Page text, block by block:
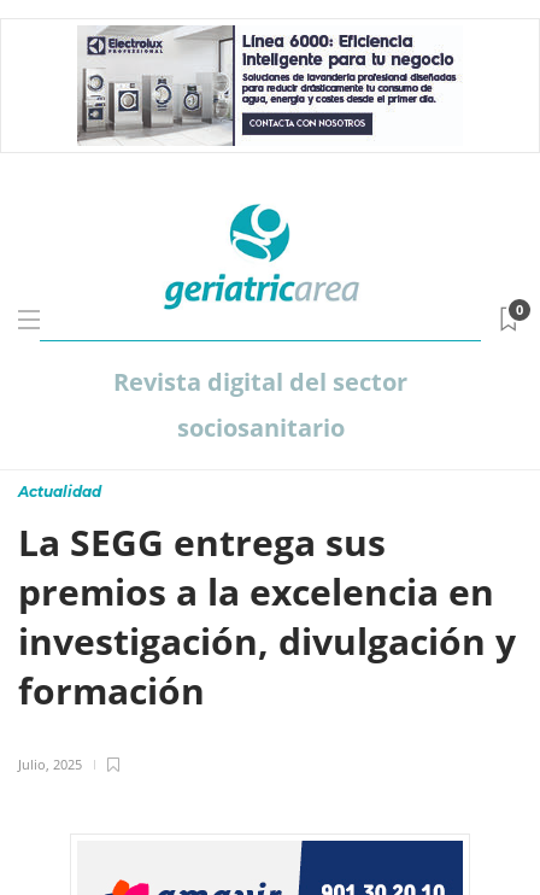
Revista digital del sector
sociosanitario
0
Actualidad
La SEGG entrega sus
premios a la excelencia en
investigación, divulgación y
formación
Julio, 2025